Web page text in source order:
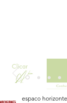
Clicar
espaco horizonte